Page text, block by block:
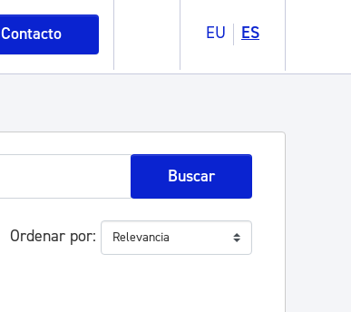
Contacto
EU ES
Buscar
Ordenar por